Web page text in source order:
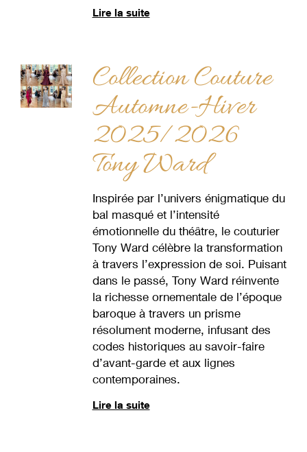
Lire la suite
Collection Couture
Automne-Hiver
2025/2026
Tony Ward
Inspirée par l’univers énigmatique du
bal masqué et l’intensité
émotionnelle du théâtre, le couturier
Tony Ward célèbre la transformation
à travers l’expression de soi. Puisant
dans le passé, Tony Ward réinvente
la richesse ornementale de l’époque
baroque à travers un prisme
résolument moderne, infusant des
codes historiques au savoir-faire
d’avant-garde et aux lignes
contemporaines.
Lire la suite